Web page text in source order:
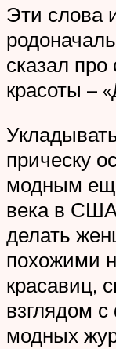
Эти слова
сказал
красоты –
прическу
модным
века в
делать
похожими
красавиц,
взглядом
модных